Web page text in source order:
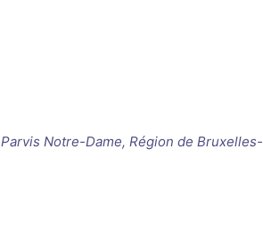
Parvis Notre-Dame, Région de Bruxelles-